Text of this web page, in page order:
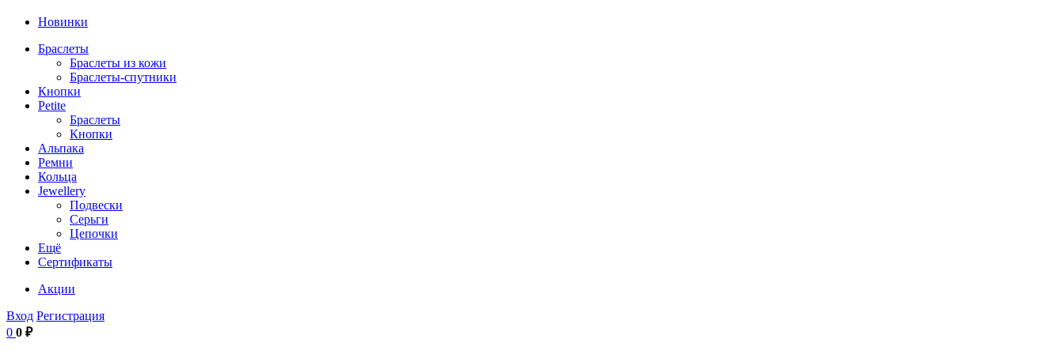
Новинки
Браслеты
Браслеты из кожи
Браслеты-спутники
Кнопки
Petite
Браслеты
Кнопки
Альпака
Ремни
Кольца
Jewellery
Подвески
Серьги
Цепочки
Ещё
Сертификаты
Акции
Вход Регистрация
0 0 ₽